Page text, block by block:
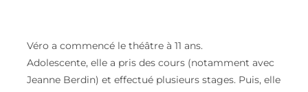
Véro a commencé le théâtre à 11 ans.
Adolescente, elle a pris des cours (notamment avec
Jeanne Berdin) et effectué plusieurs stages. Puis, elle